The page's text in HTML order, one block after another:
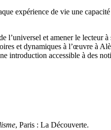
expérience de vie une
et amener le lecteur
et dynamiques à l’œuvre à
introduction accessible à des
, Paris : La Découverte.